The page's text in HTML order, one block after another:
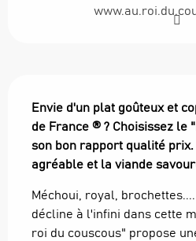
Envie d'un plat goûteux et
de France ® ? Choisissez le
son bon rapport qualité
agréable et la viande
Méchoui, royal,
décline à l'infini dans cette
roi du couscous" propose